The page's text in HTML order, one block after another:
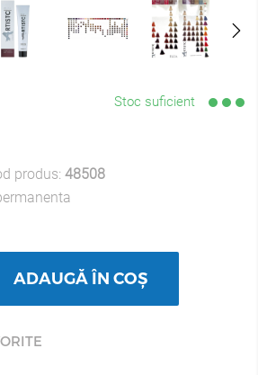
Stoc suficient
produs: 48508
ADAUGĂ ÎN COȘ